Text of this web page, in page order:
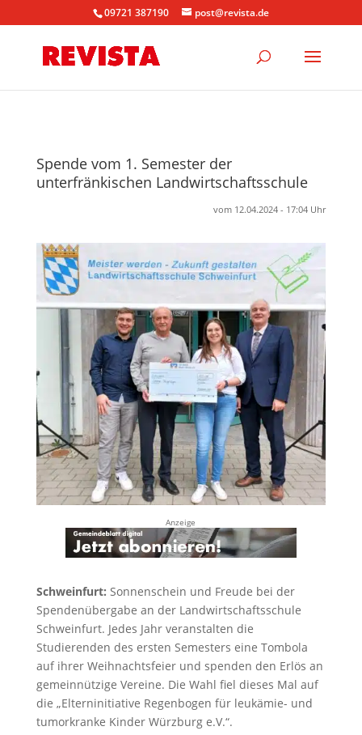
09721 387190 post@revista.de
Spende vom 1. Semester der
unterfränkischen Landwirtschaftsschule
vom 12.04.2024 - 17:04 Uhr
Anzeige
Schweinfurt: Sonnenschein und Freude bei der
Spendenübergabe an der Landwirtschaftsschule
Schweinfurt. Jedes Jahr veranstalten die
Studierenden des ersten Semesters eine Tombola
auf ihrer Weihnachtsfeier und spenden den Erlös an
gemeinnützige Vereine. Die Wahl fiel dieses Mal auf
die „Elterninitiative Regenbogen für leukämie- und
tumorkranke Kinder Würzburg e.V.“.